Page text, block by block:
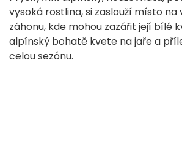
vysoká rostlina, si zaslouží místo na
záhonu, kde mohou zazářit její bílé
alpínský bohatě kvete na jaře a
celou sezónu.